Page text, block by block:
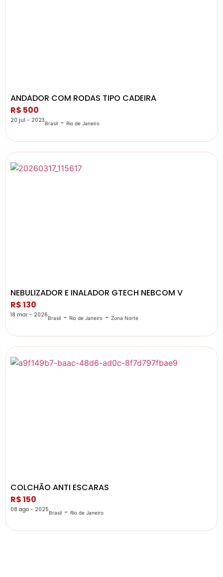
ANDADOR COM RODAS TIPO CADEIRA
R$ 500
20 jul - 2023Brasil - Rio de Janeiro
NEBULIZADOR E INALADOR GTECH NEBCOM V
R$ 130
18 mar - 2026Brasil - Rio de Janeiro - Zona Norte
COLCHÃO ANTI ESCARAS
R$ 150
08 ago - 2025Brasil - Rio de Janeiro